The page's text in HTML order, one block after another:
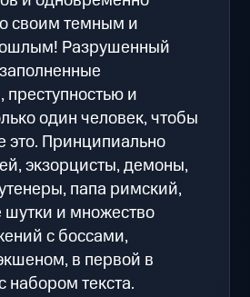
своим темным и
Разрушенный
преступностью и
один человек, чтобы
это. Принципиально
экзорцисты, демоны,
папа римский,
и множество
с боссами,
в первой в
набором текста.